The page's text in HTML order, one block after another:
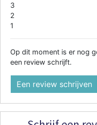
3
2
1
Op dit moment is er nog
een review schrijft.
Een review schrijven